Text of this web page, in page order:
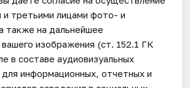
и третьими лицами фото- и
также на дальнейшее
вашего изображения (ст. 152.1 ГК
в составе аудиовизуальных
информационных, отчетных и